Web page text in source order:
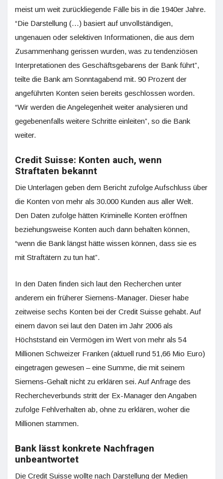
meist um weit zurückliegende Fälle bis in die 1940er Jahre.
“Die Darstellung (…) basiert auf unvollständigen,
ungenauen oder selektiven Informationen, die aus dem
Zusammenhang gerissen wurden, was zu tendenziösen
Interpretationen des Geschäftsgebarens der Bank führt”,
teilte die Bank am Sonntagabend mit. 90 Prozent der
angeführten Konten seien bereits geschlossen worden.
“Wir werden die Angelegenheit weiter analysieren und
gegebenenfalls weitere Schritte einleiten”, so die Bank
weiter.
Credit Suisse: Konten auch, wenn
Straftaten bekannt
Die Unterlagen geben dem Bericht zufolge Aufschluss über
die Konten von mehr als 30.000 Kunden aus aller Welt.
Den Daten zufolge hätten Kriminelle Konten eröffnen
beziehungsweise Konten auch dann behalten können,
“wenn die Bank längst hätte wissen können, dass sie es
mit Straftätern zu tun hat”.
In den Daten finden sich laut den Recherchen unter
anderem ein früherer Siemens-Manager. Dieser habe
zeitweise sechs Konten bei der Credit Suisse gehabt. Auf
einem davon sei laut den Daten im Jahr 2006 als
Höchststand ein Vermögen im Wert von mehr als 54
Millionen Schweizer Franken (aktuell rund 51,66 Mio Euro)
eingetragen gewesen – eine Summe, die mit seinem
Siemens-Gehalt nicht zu erklären sei. Auf Anfrage des
Rechercheverbunds stritt der Ex-Manager den Angaben
zufolge Fehlverhalten ab, ohne zu erklären, woher die
Millionen stammen.
Bank lässt konkrete Nachfragen
unbeantwortet
Die Credit Suisse wollte nach Darstellung der Medien